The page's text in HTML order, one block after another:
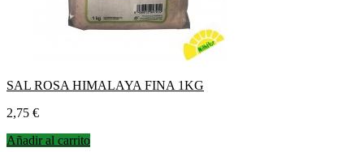
SAL ROSA HIMALAYA FINA 1KG
Precio
2,75 €
Añadir al carrito